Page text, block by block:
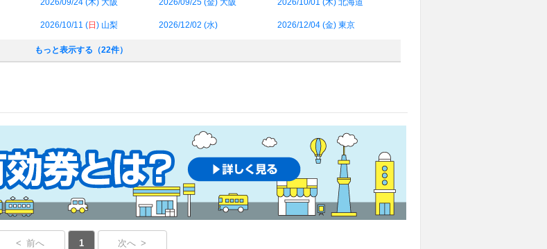
2026/09/24 (木) 大阪 2026/09/25 (金) 大阪 2026/10/01 (木) 北海道
2026/10/11 (日 ) 山梨 2026/12/02 (水) 2026/12/04 (金) 東京
もっと表示する（22件）
< 前へ 1 次へ >